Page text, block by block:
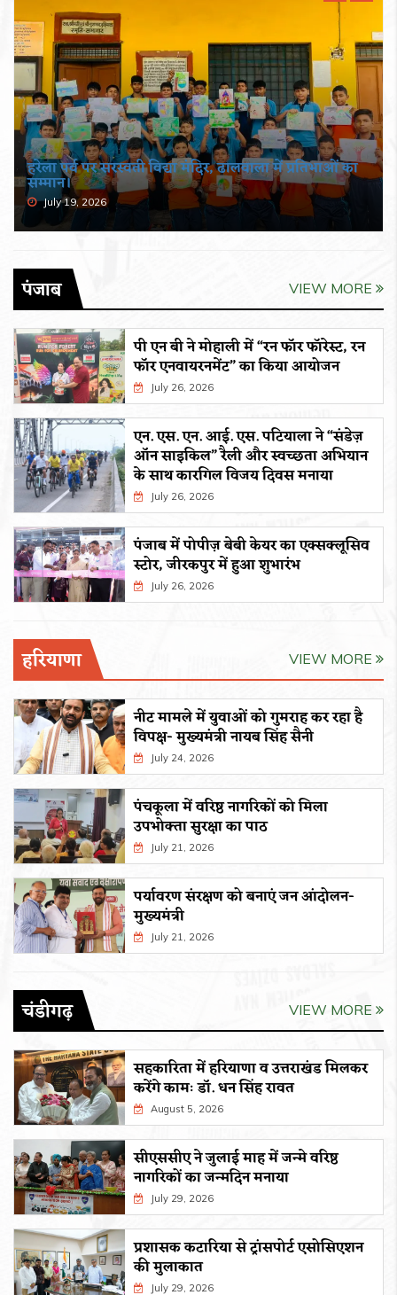
हरेला पर्व पर सरस्वती विद्या मंदिर, ढालवाला में प्रतिभाओं का
सम्मान।
July 19, 2026
पंजाब VIEW MORE
पी एन बी ने मोहाली में “रन फॉर फॉरेस्ट, रन
फॉर एनवायरनमेंट” का किया आयोजन
July 26, 2026
एन. एस. एन. आई. एस. पटियाला ने “संडेज़
ऑन साइकिल” रैली और स्वच्छता अभियान
के साथ कारगिल विजय दिवस मनाया
July 26, 2026
पंजाब में पोपीज़ बेबी केयर का एक्सक्लूसिव
स्टोर, जीरकपुर में हुआ शुभारंभ
July 26, 2026
हरियाणा VIEW MORE
नीट मामले में युवाओं को गुमराह कर रहा है
विपक्ष- मुख्यमंत्री नायब सिंह सैनी
July 24, 2026
पंचकूला में वरिष्ठ नागरिकों को मिला
उपभोक्ता सुरक्षा का पाठ
July 21, 2026
पर्यावरण संरक्षण को बनाएं जन आंदोलन-
मुख्यमंत्री
July 21, 2026
चंडीगढ़ VIEW MORE
सहकारिता में हरियाणा व उत्तराखंड मिलकर
करेंगे कामः डाॅ. धन सिंह रावत
August 5, 2026
सीएससीए ने जुलाई माह में जन्मे वरिष्ठ
नागरिकों का जन्मदिन मनाया
July 29, 2026
प्रशासक कटारिया से ट्रांसपोर्ट एसोसिएशन
की मुलाकात
July 29, 2026